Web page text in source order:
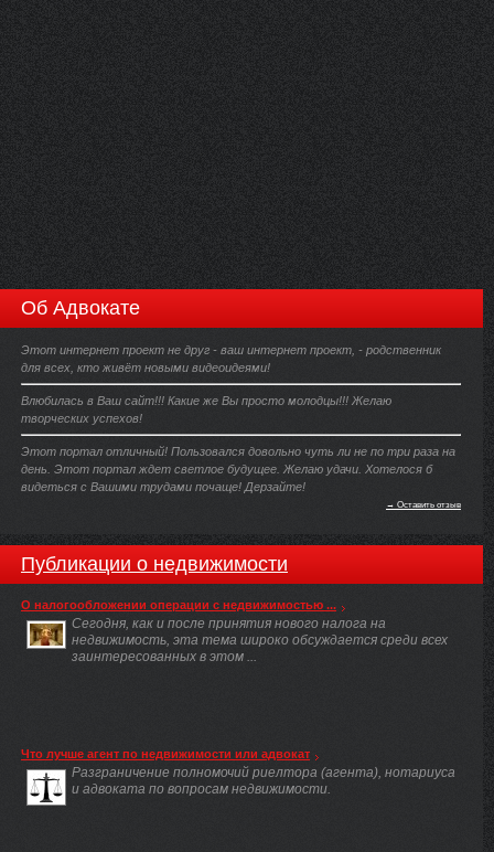
Об Адвокате
Этот интернет проект не друг - ваш интернет проект, - родственник
для всех, кто живёт новыми видеоидеями!
Влюбилась в Ваш сайт!!! Какие же Вы просто молодцы!!! Желаю
творческих успехов!
Этот портал отличный! Пользовался довольно чуть ли не по три раза на
день. Этот портал ждет светлое будущее. Желаю удачи. Хотелося б
видеться с Вашими трудами почаще! Дерзайте!
→ Оставить отзыв
Публикации о недвижимости
О налогообложении операции с недвижимостью ...
Сегодня, как и после принятия нового налога на
недвижимость, эта тема широко обсуждается среди всех
заинтересованных в этом ...
Что лучше агент по недвижимости или адвокат
Разграничение полномочий риелтора (агента), нотариуса
и адвоката по вопросам недвижимости.